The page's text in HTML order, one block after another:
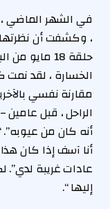
في الشهر الماضي
، وكشفت أن
حلقة 18
الخسارة ، لقد نمت
مقارنة نفسي
الراحل ، قبل
أنه كان من عيوبه”.
أنا آسف إذا كان
عادات غريبة لدي”.
إليها “.